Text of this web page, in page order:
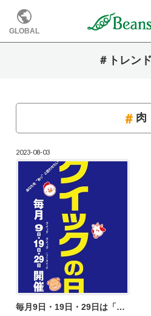
GLOBAL
＃トレン
肉
2023-08-03
毎月9日・19日・29日は「クイックの日」開催